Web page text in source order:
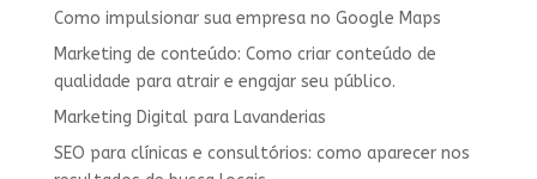
Como impulsionar sua empresa no Google Maps
Marketing de conteúdo: Como criar conteúdo de
qualidade para atrair e engajar seu público.
Marketing Digital para Lavanderias
SEO para clínicas e consultórios: como aparecer nos